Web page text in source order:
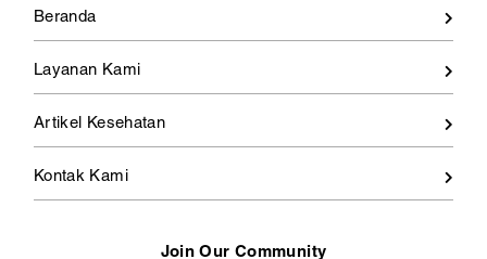
Beranda
Layanan Kami
Artikel Kesehatan
Kontak Kami
Join Our Community